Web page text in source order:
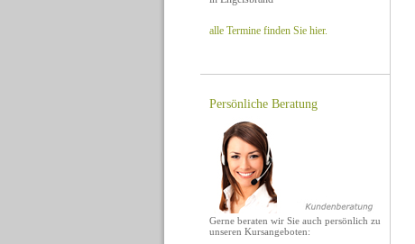
alle Termine finden Sie hier.
Persönliche Beratung
Gerne beraten wir Sie auch persönlich zu
unseren Kursangeboten: